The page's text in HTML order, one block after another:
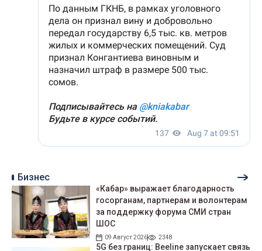
Бизнес
«Кабар» выражает благодарность
госорганам, партнерам и волонтерам
за поддержку форума СМИ стран
ШОС
09 Август 2026 2348
5G без границ: Beeline запускает связь